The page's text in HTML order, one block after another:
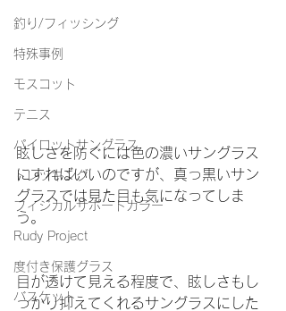
釣り/フィッシング
特殊事例
モスコット
テニス
パイロットサングラス
トレッキング
フィジカルサポートカラー
Rudy Project
度付き保護グラス
バスケット
眩しさを防ぐには色の濃いサングラス
にすればいいのですが、真っ黒いサン
グラスでは見た目も気になってしま
う。
目が透けて見える程度で、眩しさもし
っかり抑えてくれるサングラスにした